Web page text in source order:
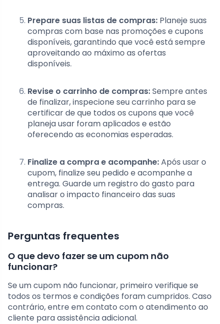
Prepare suas listas de compras: Planeje suas
compras com base nas promoções e cupons
disponíveis, garantindo que você está sempre
aproveitando ao máximo as ofertas
disponíveis.
Revise o carrinho de compras:Sempre antes
de finalizar, inspecione seu carrinho para se
certificar de que todos os cupons que você
planeja usar foram aplicados e estão
oferecendo as economias esperadas.
Finalize a compra e acompanhe:Após usar o
cupom, finalize seu pedido e acompanhe a
entrega. Guarde um registro do gasto para
analisar o impacto financeiro das suas
compras.
Perguntas frequentes
O que devo fazer se um cupom não
funcionar?
Se um cupom não funcionar, primeiro verifique se
todos os termos e condições foram cumpridos. Caso
contrário, entre em contato com o atendimento ao
cliente para assistência adicional.